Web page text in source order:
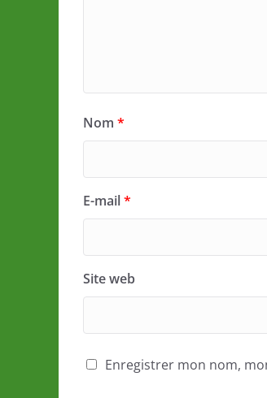
Nom *
E-mail*
Site web
Enregistrer mon nom,